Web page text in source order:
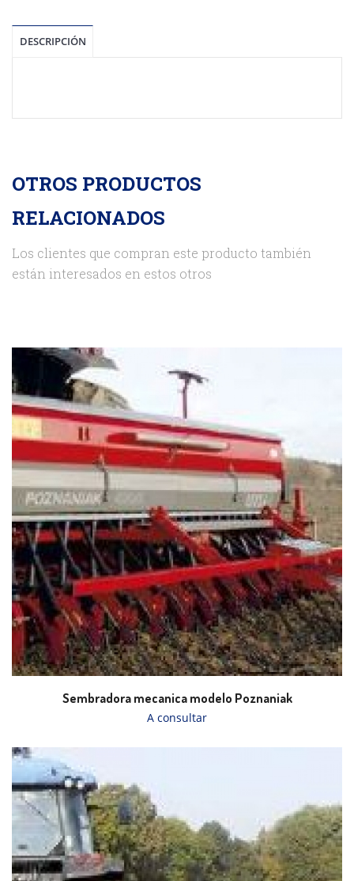
DESCRIPCIÓN
OTROS PRODUCTOS
RELACIONADOS
Los clientes que compran este producto también
están interesados en estos otros
Sembradora mecanica modelo Poznaniak
A consultar